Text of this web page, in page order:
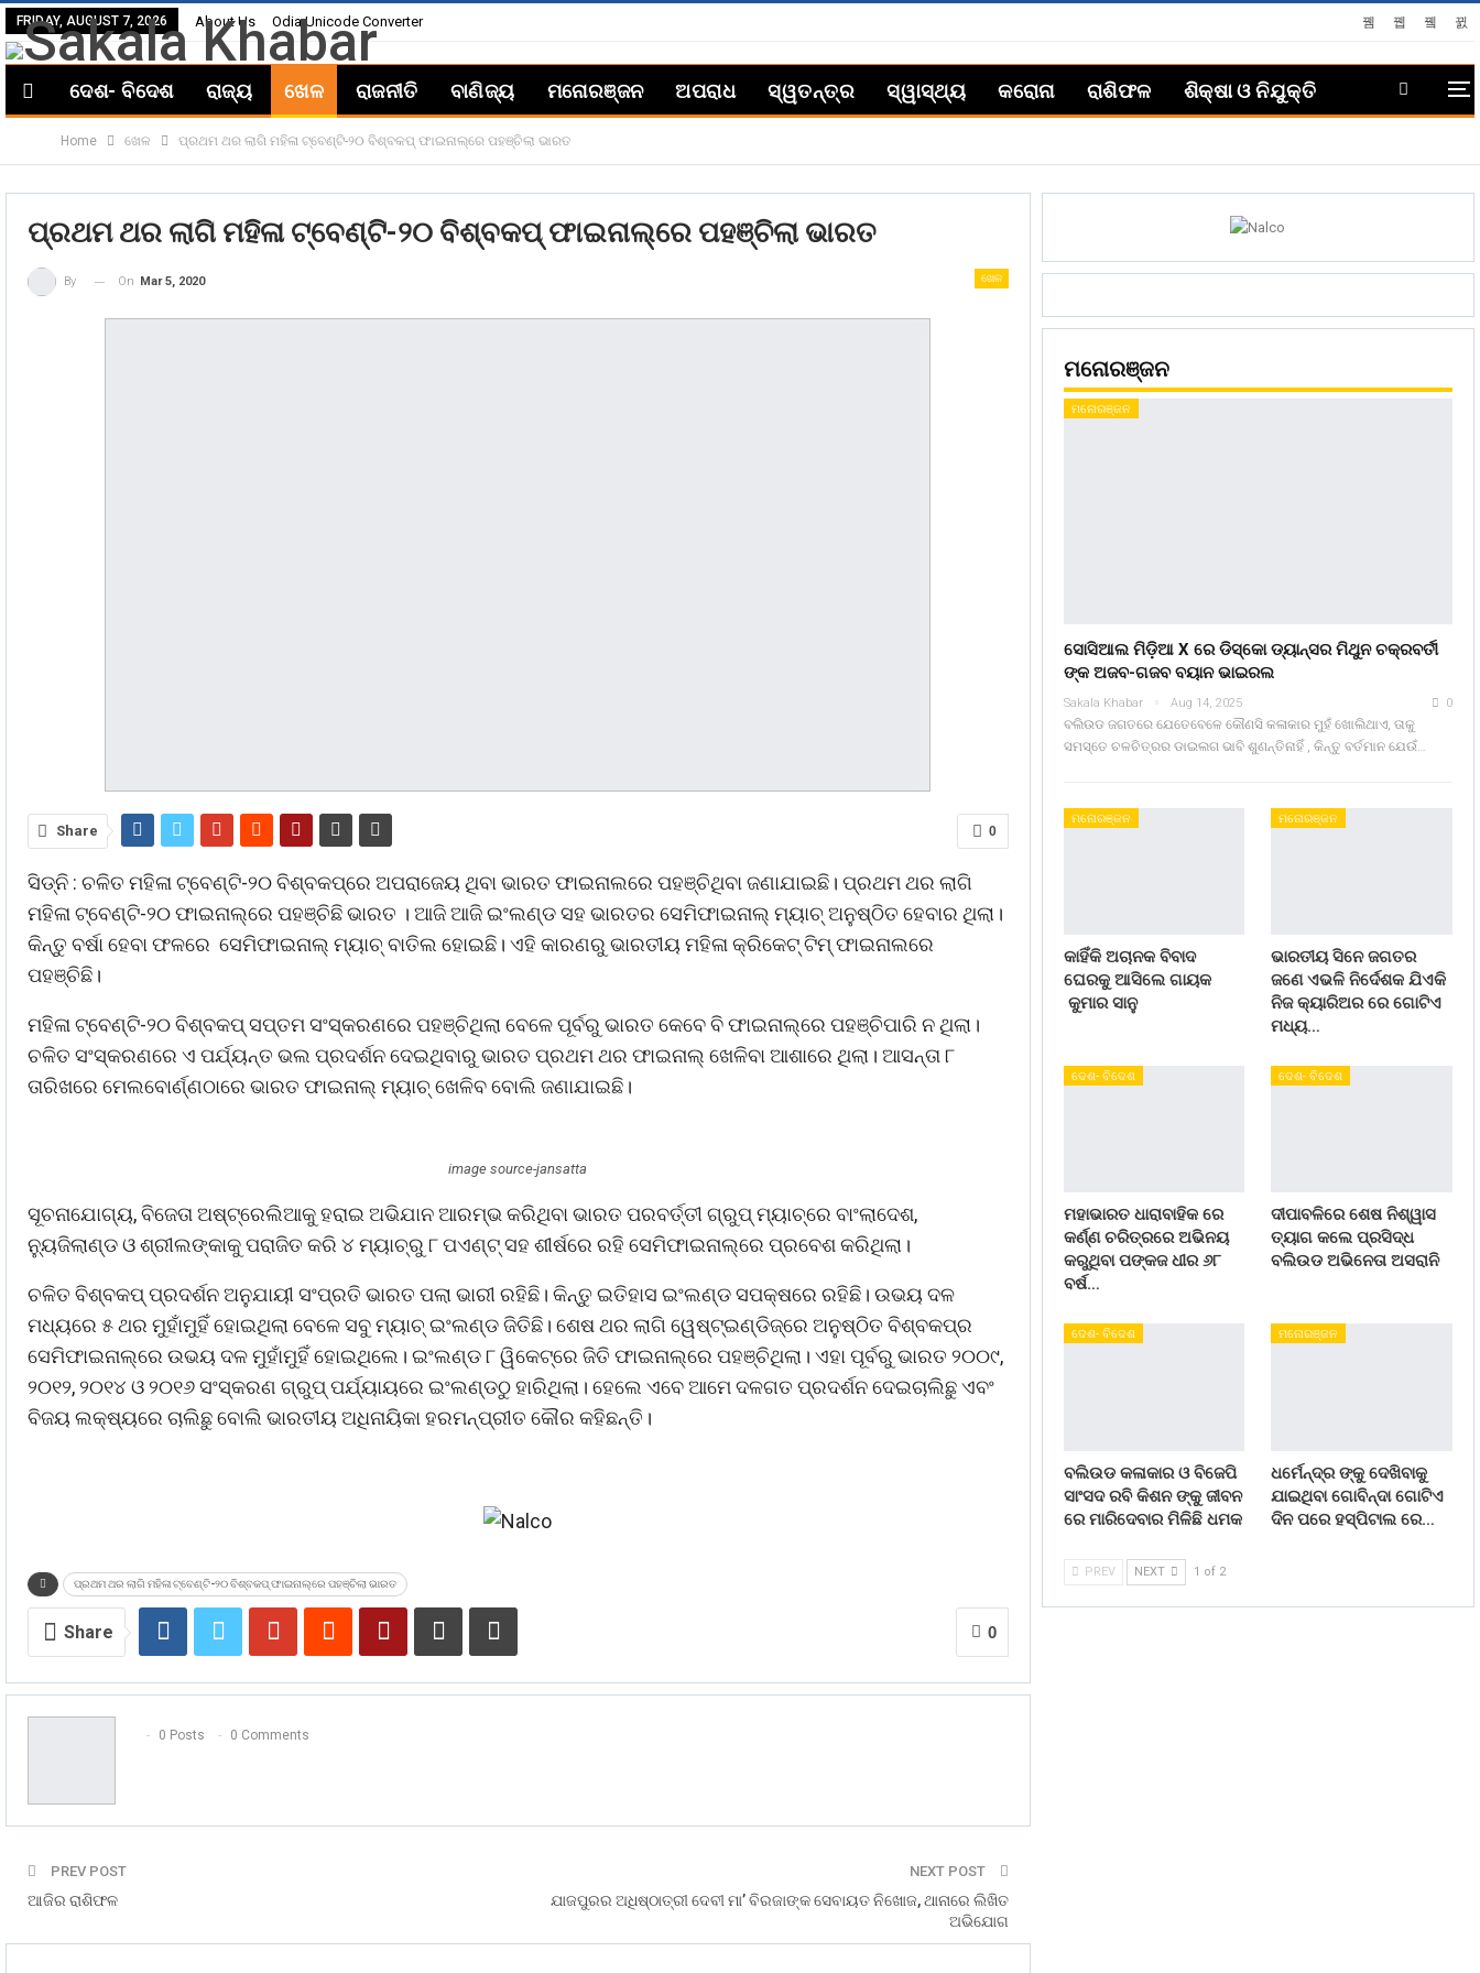
FRIDAY, AUGUST 7, 2026 About Us Odia Unicode Converter
ଦେଶ- ବିଦେଶ ରାଜ୍ୟ ଖେଳ ରାଜନୀତି ବାଣିଜ୍ୟ ମନୋରଞ୍ଜନ ଅପରାଧ ସ୍ୱତନ୍ତ୍ର ସ୍ୱାସ୍ଥ୍ୟ କରୋନା ରାଶିଫଳ ଶିକ୍ଷା ଓ ନିଯୁକ୍ତି
Home ଖେଳ ପ୍ରଥମ ଥର ଲାଗି ମହିଳା ଟ୍ବେଣ୍ଟି-୨୦ ବିଶ୍ବକପ୍‌ ଫାଇନାଲ୍‌ରେ ପହଞ୍ଚିଲା ଭାରତ
ପ୍ରଥମ ଥର ଲାଗି ମହିଳା ଟ୍ବେଣ୍ଟି-୨୦ ବିଶ୍ବକପ୍‌ ଫାଇନାଲ୍‌ରେ ପହଞ୍ଚିଲା ଭାରତ
ଖେଳ
By On Mar 5, 2020
0
Share
ସିଡ୍‌ନି : ଚଳିତ ମହିଳା ଟ୍ବେଣ୍ଟି-୨୦ ବିଶ୍ବକପ୍‌ରେ ଅପରାଜେୟ ଥିବା ଭାରତ ଫାଇନାଲରେ ପହଞ୍ଚିଥିବା ଜଣାଯାଇଛି। ପ୍ରଥମ ଥର ଲାଗି
ମହିଳା ଟ୍ବେଣ୍ଟି-୨୦ ଫାଇନାଲ୍‌ରେ ପହଞ୍ଚିଛି ଭାରତ । ଆଜି ଆଜି ଇଂଲଣ୍ଡ ସହ ଭାରତର ସେମିଫାଇନାଲ୍ ମ୍ୟାଚ୍ ଅନୁଷ୍ଠିତ ହେବାର ଥିଲା।
କିନ୍ତୁ ବର୍ଷା ହେବା ଫଳରେ ସେମିଫାଇନାଲ୍ ମ୍ୟାଚ୍ ବାତିଲ ହୋଇଛି। ଏହି କାରଣରୁ ଭାରତୀୟ ମହିଳା କ୍ରିକେଟ୍ ଟିମ୍ ଫାଇନାଲରେ
ପହଞ୍ଚିଛି।
ମହିଳା ଟ୍ବେଣ୍ଟି-୨୦ ବିଶ୍ବକପ୍‌ ସପ୍ତମ ସଂସ୍କରଣରେ ପହଞ୍ଚିଥିଲା ବେଳେ ପୂର୍ବରୁ ଭାରତ କେବେ ବି ଫାଇନାଲ୍‌ରେ ପହଞ୍ଚିପାରି ନ ଥିଲା।
ଚଳିତ ସଂସ୍କରଣରେ ଏ ପର୍ଯ୍ୟନ୍ତ ଭଲ ପ୍ରଦର୍ଶନ ଦେଇଥିବାରୁ ଭାରତ ପ୍ରଥମ ଥର ଫାଇନାଲ୍‌ ଖେଳିବା ଆଶାରେ ଥିଲା। ଆସନ୍ତା ୮
ତାରିଖରେ ମେଲବୋର୍ଣ୍ଣଠାରେ ଭାରତ ଫାଇନାଲ୍ ମ୍ୟାଚ୍ ଖେଳିବ ବୋଲି ଜଣାଯାଇଛି।
image source-jansatta
ସୂଚନାଯୋଗ୍ୟ, ବିଜେତା ଅଷ୍ଟ୍ରେଲିଆକୁ ହରାଇ ଅଭିଯାନ ଆରମ୍ଭ କରିଥିବା ଭାରତ ପରବର୍ତ୍ତୀ ଗ୍ରୁପ୍‌ ମ୍ୟାଚ୍‌ରେ ବାଂଲାଦେଶ,
ନ୍ୟୁଜିଲାଣ୍ଡ ଓ ଶ୍ରୀଲଙ୍କାକୁ ପରାଜିତ କରି ୪ ମ୍ୟାଚ୍‌ରୁ ୮ ପଏଣ୍ଟ୍‌ ସହ ଶୀର୍ଷରେ ରହି ସେମିଫାଇନାଲ୍‌ରେ ପ୍ରବେଶ କରିଥିଲା।
ଚଳିତ ବିଶ୍ବକପ୍‌ ପ୍ରଦର୍ଶନ ଅନୁଯାୟୀ ସଂପ୍ରତି ଭାରତ ପଲା ଭାରୀ ରହିଛି। କିନ୍ତୁ ଇତିହାସ ଇଂଲଣ୍ଡ ସପକ୍ଷରେ ରହିଛି। ଉଭୟ ଦଳ
ମଧ୍ୟରେ ୫ ଥର ମୁହାଁମୁହିଁ ହୋଇଥିଲା ବେଳେ ସବୁ ମ୍ୟାଚ୍‌ ଇଂଲଣ୍ଡ ଜିତିଛି। ଶେଷ ଥର ଲାଗି ୱେଷ୍ଟ୍‌ଇଣ୍ଡିଜ୍‌ରେ ଅନୁଷ୍ଠିତ ବିଶ୍ବକପ୍‌ର
ସେମିଫାଇନାଲ୍‌ରେ ଉଭୟ ଦଳ ମୁହାଁମୁହିଁ ହୋଇଥିଲେ। ଇଂଲଣ୍ଡ ୮ ୱିକେଟ୍‌ରେ ଜିତି ଫାଇନାଲ୍‌ରେ ପହଞ୍ଚିଥିଲା। ଏହା ପୂର୍ବରୁ ଭାରତ ୨୦୦୯,
୨୦୧୨, ୨୦୧୪ ଓ ୨୦୧୬ ସଂସ୍କରଣ ଗ୍ରୁପ୍‌ ପର୍ଯ୍ୟାୟରେ ଇଂଲଣ୍ଡଠୁ ହାରିଥିଲା। ହେଲେ ଏବେ ଆମେ ଦଳଗତ ପ୍ରଦର୍ଶନ ଦେଇଚାଲିଛୁ ଏବଂ
ବିଜୟ ଲକ୍ଷ୍ୟରେ ଚାଲିଛୁ ବୋଲି ଭାରତୀୟ ଅଧିନାୟିକା ହରମନ୍‌ପ୍ରୀତ କୌର କହିଛନ୍ତି।
ପ୍ରଥମ ଥର ଲାଗି ମହିଳା ଟ୍ବେଣ୍ଟି-୨୦ ବିଶ୍ବକପ୍‌ ଫାଇନାଲ୍‌ରେ ପହଞ୍ଚିଲା ଭାରତ
0
Share
0 Posts 0 Comments
PREV POST
ଆଜିର ରାଶିଫଳ
NEXT POST
ଯାଜପୁରର ଅଧିଷ୍ଠାତ୍ରୀ ଦେବୀ ମା’ ବିରଜାଙ୍କ ସେବାୟତ ନିଖୋଜ, ଥାନାରେ ଲିଖିତ
ଅଭିଯୋଗ
ମନୋରଞ୍ଜନ
ମନୋରଞ୍ଜନ
ସୋସିଆଲ ମିଡ଼ିଆ X ରେ ଡିସ୍କୋ ଡ୍ୟାନ୍ସର ମିଥୁନ ଚକ୍ରବର୍ତୀ
ଙ୍କ ଅଜବ-ଗଜବ ବୟାନ ଭାଇରଲ
Sakala Khabar Aug 14, 2025 0
ବଲିଉଡ ଜଗତରେ ଯେତେବେଳେ କୌଣସି କଳାକାର ମୁହଁ ଖୋଲିଥାଏ, ତାକୁ
ସମସ୍ତେ ଚଳଚିତ୍ରର ଡାଇଲଗ ଭାବି ଶୁଣନ୍ତିନାହିଁ , କିନ୍ତୁ ବର୍ତମାନ ଯେଉଁ…
ମନୋରଞ୍ଜନ
କାହିଁକି ଅଚାନକ ବିବାଦ
ଘେରକୁ ଆସିଲେ ଗାୟକ
କୁମାର ସାନୁ
ମନୋରଞ୍ଜନ
ଭାରତୀୟ ସିନେ ଜଗତର
ଜଣେ ଏଭଳି ନିର୍ଦେଶକ ଯିଏକି
ନିଜ କ୍ୟାରିଅର ରେ ଗୋଟିଏ
ମଧ୍ୟ…
ଦେଶ- ବିଦେଶ
ମହାଭାରତ ଧାରାବାହିକ ରେ
କର୍ଣ୍ଣ ଚରିତ୍ରରେ ଅଭିନୟ
କରୁଥିବା ପଙ୍କଜ ଧୀର ୬୮
ବର୍ଷ…
ଦେଶ- ବିଦେଶ
ଦୀପାବଳିରେ ଶେଷ ନିଶ୍ୱାସ
ତ୍ୟାଗ କଲେ ପ୍ରସିଦ୍ଧ
ବଲିଉଡ ଅଭିନେତା ଅସରାନି
ଦେଶ- ବିଦେଶ
ବଲିଉଡ କଳାକାର ଓ ବିଜେପି
ସାଂସଦ ରବି କିଶନ ଙ୍କୁ ଜୀବନ
ରେ ମାରିଦେବାର ମିଳିଛି ଧମକ
ମନୋରଞ୍ଜନ
ଧର୍ମେନ୍ଦ୍ର ଙ୍କୁ ଦେଖିବାକୁ
ଯାଇଥିବା ଗୋବିନ୍ଦା ଗୋଟିଏ
ଦିନ ପରେ ହସ୍ପିଟାଲ ରେ…
PREV NEXT 1 of 2